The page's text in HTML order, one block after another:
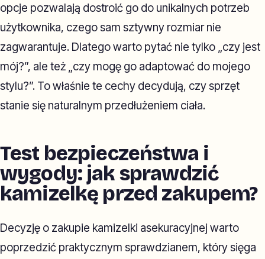
opcje pozwalają dostroić go do unikalnych potrzeb
użytkownika, czego sam sztywny rozmiar nie
zagwarantuje. Dlatego warto pytać nie tylko „czy jest
mój?”, ale też „czy mogę go adaptować do mojego
stylu?”. To właśnie te cechy decydują, czy sprzęt
stanie się naturalnym przedłużeniem ciała.
Test bezpieczeństwa i
wygody: jak sprawdzić
kamizelkę przed zakupem?
Decyzję o zakupie kamizelki asekuracyjnej warto
poprzedzić praktycznym sprawdzianem, który sięga